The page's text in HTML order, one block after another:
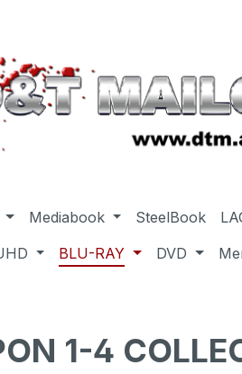
Mediabook SteelBook
BLU-RAY DVD
1-4